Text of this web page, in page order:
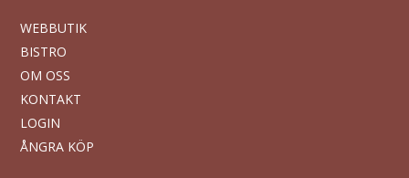
WEBBUTIK
BISTRO
OM OSS
KONTAKT
LOGIN
ÅNGRA KÖP